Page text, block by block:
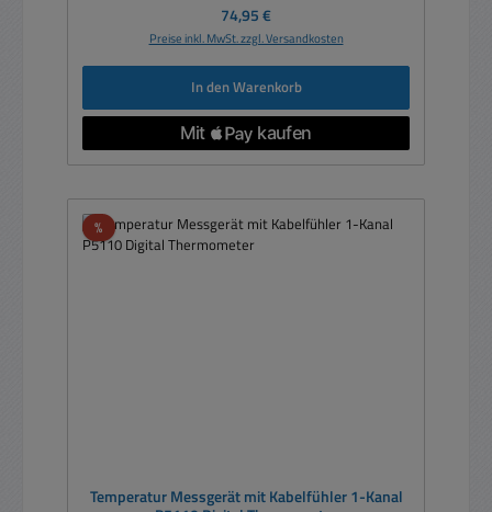
Regulärer Preis:
74,95 €
Preise inkl. MwSt. zzgl. Versandkosten
In den Warenkorb
%Rabatt
Temperatur Messgerät mit Kabelfühler 1-Kanal